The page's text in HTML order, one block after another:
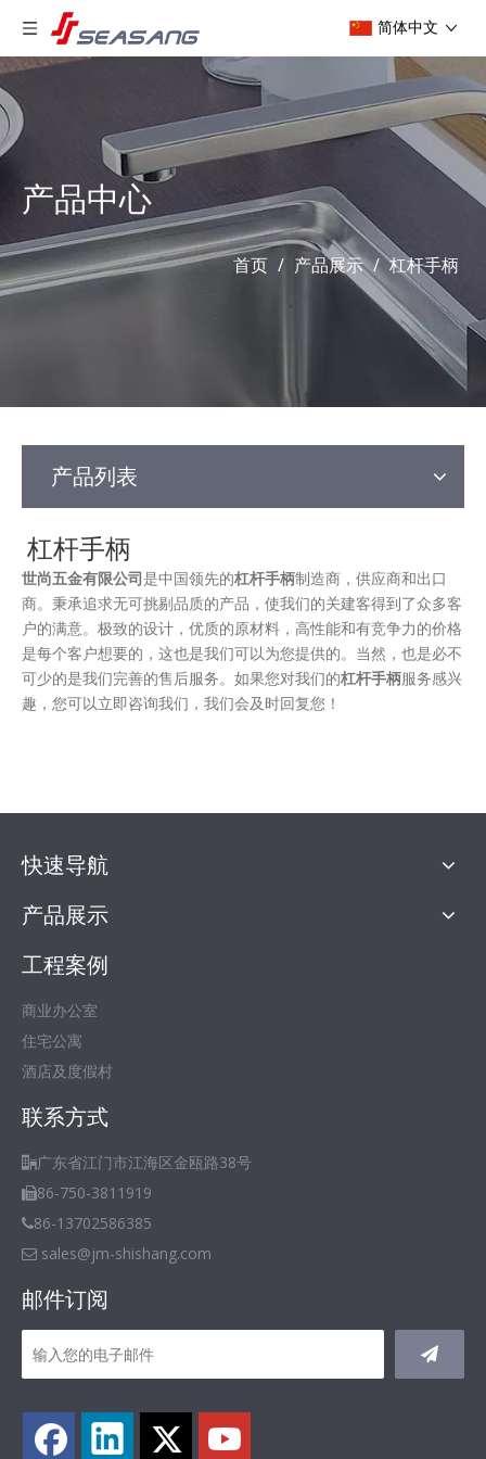
简体中文
产品中心
首页 / 产品展示 / 杠杆手柄
产品列表
杠杆手柄
世尚五金有限公司是中国领先的杠杆手柄制造商，供应商和出口
商。秉承追求无可挑剔品质的产品，使我们的关建客得到了众多客
户的满意。极致的设计，优质的原材料，高性能和有竞争力的价格
是每个客户想要的，这也是我们可以为您提供的。当然，也是必不
可少的是我们完善的售后服务。如果您对我们的杠杆手柄服务感兴
趣，您可以立即咨询我们，我们会及时回复您！
快速导航
产品展示
工程案例
商业办公室
住宅公寓
酒店及度假村
联系方式
广东省江门市江海区金瓯路38号
86-750-3811919
86-13702586385
 sales@jm-shishang.com
邮件订阅